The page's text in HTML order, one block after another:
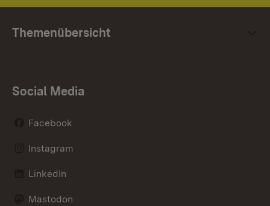
Themenübersicht
Social Media
Facebook
Instagram
LinkedIn
Mastodon